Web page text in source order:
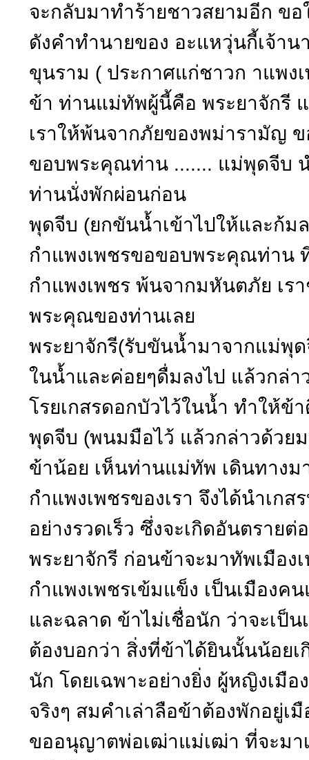
จะกลับมาทำร้ายชาวสยามอีก ข
ดังคำทำนายของ อะแหวุ่นกี้เจ้าน
ขุนราม ( ประกาศแก่ชาวก าแพง
ข้า ท่านแม่ทัพผู้นี้คือ พระยาจักรี
เราให้พ้นจากภัยของพม่ารามัญ
ขอบพระคุณท่าน ....... แม่พุดจีบ
ท่านนั่งพักผ่อนก่อน
พุดจีบ (ยกขันน้ำเข้าไปให้และก้ม
กำแพงเพชรขอขอบพระคุณท่าน
กำแพงเพชร พ้นจากมหันตภัย เร
พระคุณของท่านเลย
พระยาจักรี(รับขันน้ำมาจากแม่พุ
ในน้ำและค่อยๆดื่มลงไป แล้วกล่
โรยเกสรดอกบัวไว้ในน้ำ ทำให้ข้
พุดจีบ (พนมมือไว้ แล้วกล่าวด้วย
ข้าน้อย เห็นท่านแม่ทัพ เดินทางม
กำแพงเพชรของเรา จึงได้นำเก
อย่างรวดเร็ว ซึ่งจะเกิดอันตรายต่
พระยาจักรี ก่อนข้าจะมาทัพเมือง
กำแพงเพชรเข้มแข็ง เป็นเมืองค
และฉลาด ข้าไม่เชื่อนัก ว่าจะเป็
ต้องบอกว่า สิ่งที่ข้าได้ยินนั้นน้อย
นัก โดยเฉพาะอย่างยิ่ง ผู้หญิงเมื
จริงๆ สมคำเล่าลือข้าต้องพักอยู่เ
ขออนุญาตพ่อเฒ่าแม่เฒ่า ที่จะมา